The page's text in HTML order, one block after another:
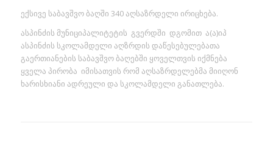
ექსივე საბავშვო ბაღში 340 აღსაზრდელი ირიცხება.
ასპინძის მუნიციპალიტეტის გვერდში დგომით ა(ა)იპ
ასპინძის სკოლამდელი აღზრდის დაწესებულებათა
გაერთიანების საბავშვო ბაღებში ყოველთვის იქმნება
ყველა პირობა იმისათვის რომ აღსაზრდელებმა მიიღონ
ხარისხიანი ადრეული და სკოლამდელი განათლება.